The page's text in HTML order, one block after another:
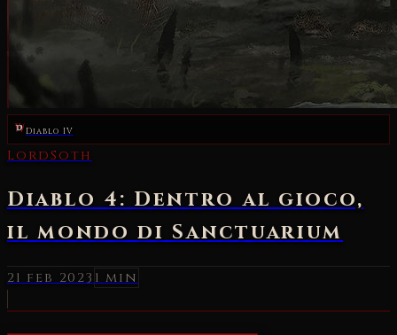
Diablo IV
LordSoth
Diablo 4: Dentro al gioco,
il mondo di Sanctuarium
21 feb 2023 1 min